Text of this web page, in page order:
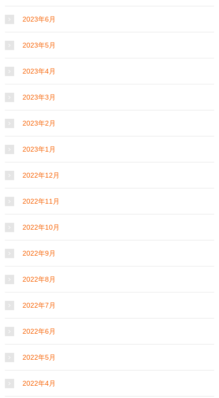
2023年6月
2023年5月
2023年4月
2023年3月
2023年2月
2023年1月
2022年12月
2022年11月
2022年10月
2022年9月
2022年8月
2022年7月
2022年6月
2022年5月
2022年4月